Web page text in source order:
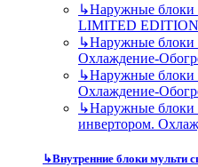
↳Наружные блоки
LIMITED EDITION
↳Наружные блоки
Охлаждение-
↳Наружные блоки
Охлаждение-
↳Наружные
инвертором.
↳Внутренние блоки мульти